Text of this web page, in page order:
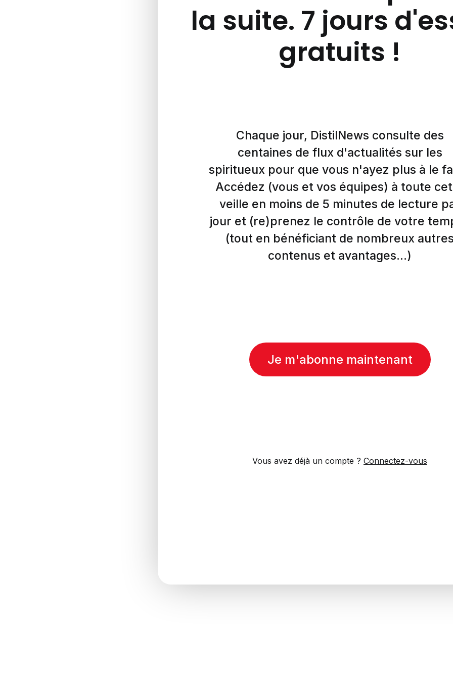
la suite. 7 jours
gratuits !
Chaque jour, DistilNews consulte des
centaines de flux d'actualités sur les
spiritueux pour que vous n'ayez plus à le
Accédez (vous et vos équipes) à toute
veille en moins de 5 minutes de lecture
jour et (re)prenez le contrôle de votre
(tout en bénéficiant de nombreux
contenus et avantages...)
Je m'abonne maintenant
Vous avez déjà un compte ? Connectez-vous